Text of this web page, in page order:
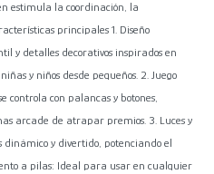
estimula la coordinación, la
principales 1. Diseño
y detalles decorativos inspirados en
y niños desde pequeños. 2. Juego
controla con palancas y botones,
arcade de atrapar premios. 3. Luces y
dinámico y divertido, potenciando el
a pilas: Ideal para usar en cualquier